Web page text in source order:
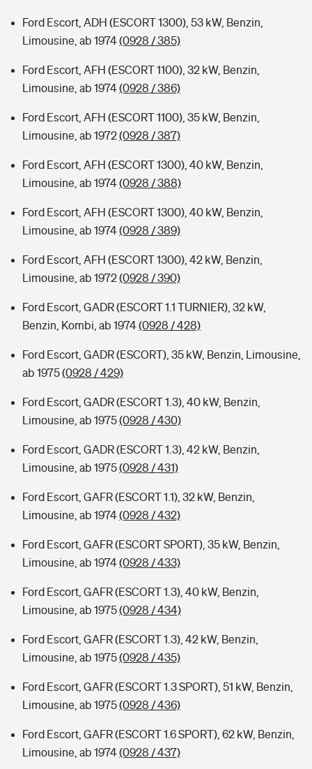
Ford Escort, ADH (ESCORT 1300), 53 kW, Benzin,
Limousine, ab 1974(0928 / 385)
Ford Escort, AFH (ESCORT 1100), 32 kW, Benzin,
Limousine, ab 1974(0928 / 386)
Ford Escort, AFH (ESCORT 1100), 35 kW, Benzin,
Limousine, ab 1972(0928 / 387)
Ford Escort, AFH (ESCORT 1300), 40 kW, Benzin,
Limousine, ab 1974(0928 / 388)
Ford Escort, AFH (ESCORT 1300), 40 kW, Benzin,
Limousine, ab 1974(0928 / 389)
Ford Escort, AFH (ESCORT 1300), 42 kW, Benzin,
Limousine, ab 1972(0928 / 390)
Ford Escort, GADR (ESCORT 1.1 TURNIER), 32 kW,
Benzin, Kombi, ab 1974(0928 / 428)
Ford Escort, GADR (ESCORT), 35 kW, Benzin, Limousine,
ab 1975(0928 / 429)
Ford Escort, GADR (ESCORT 1.3), 40 kW, Benzin,
Limousine, ab 1975(0928 / 430)
Ford Escort, GADR (ESCORT 1.3), 42 kW, Benzin,
Limousine, ab 1975(0928 / 431)
Ford Escort, GAFR (ESCORT 1.1), 32 kW, Benzin,
Limousine, ab 1974(0928 / 432)
Ford Escort, GAFR (ESCORT SPORT), 35 kW, Benzin,
Limousine, ab 1974(0928 / 433)
Ford Escort, GAFR (ESCORT 1.3), 40 kW, Benzin,
Limousine, ab 1975(0928 / 434)
Ford Escort, GAFR (ESCORT 1.3), 42 kW, Benzin,
Limousine, ab 1975(0928 / 435)
Ford Escort, GAFR (ESCORT 1.3 SPORT), 51 kW, Benzin,
Limousine, ab 1975(0928 / 436)
Ford Escort, GAFR (ESCORT 1.6 SPORT), 62 kW, Benzin,
Limousine, ab 1974(0928 / 437)